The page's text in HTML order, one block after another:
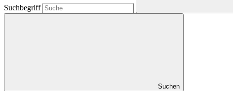
Suchbegriff
Suchen